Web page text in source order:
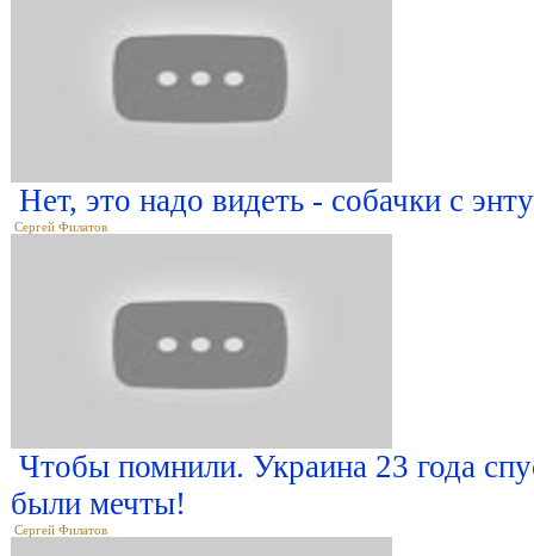
Нет, это надо видеть - собачки с
Сергей Филатов
Чтобы помнили. Украина 23 года
были мечты!
Сергей Филатов